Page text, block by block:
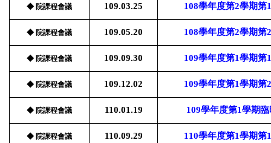
◆ 院課程會議 109.03.25 108學年度第2學期第
◆ 院課程會議 109.05.20 108學年度第2學期第
◆ 院課程會議 109.09.30 109學年度第1學期第
◆ 院課程會議 109.12.02 109學年度第1學期第
◆ 院課程會議 110.01.19 109學年度第1學期
◆ 院課程會議 110.09.29 110學年度第1學期第